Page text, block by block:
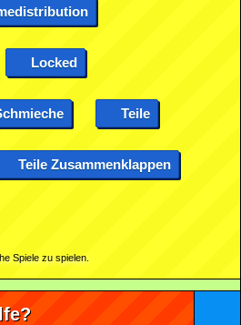
Locked
Teile
Teile Zusammenklappen
Spiele zu spielen.